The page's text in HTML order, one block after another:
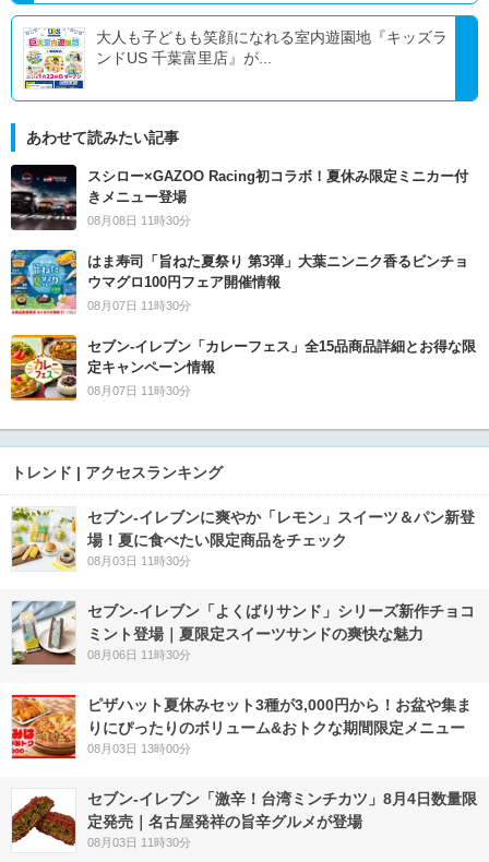
大人も子どもも笑顔になれる室内遊園地『キッズラ
ンドUS 千葉富里店』が...
あわせて読みたい記事
スシロー×GAZOO Racing初コラボ！夏休み限定ミニカー付
きメニュー登場
08月08日 11時30分
はま寿司「旨ねた夏祭り 第3弾」大葉ニンニク香るビンチョ
ウマグロ100円フェア開催情報
08月07日 11時30分
セブン‐イレブン「カレーフェス」全15品商品詳細とお得な限
定キャンペーン情報
08月07日 11時30分
トレンド | アクセスランキング
セブン‐イレブンに爽やか「レモン」スイーツ＆パン新登
場！夏に食べたい限定商品をチェック
08月03日 11時30分
セブン‐イレブン「よくばりサンド」シリーズ新作チョコ
ミント登場｜夏限定スイーツサンドの爽快な魅力
08月06日 11時30分
ピザハット夏休みセット3種が3,000円から！お盆や集ま
りにぴったりのボリューム&おトクな期間限定メニュー
08月03日 13時00分
セブン-イレブン「激辛！台湾ミンチカツ」8月4日数量限
定発売｜名古屋発祥の旨辛グルメが登場
08月03日 11時30分